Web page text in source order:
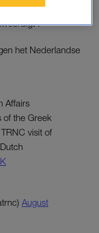
Den Haan ‘een
het Nederlandse
Affairs
of the Greek
visit of
August